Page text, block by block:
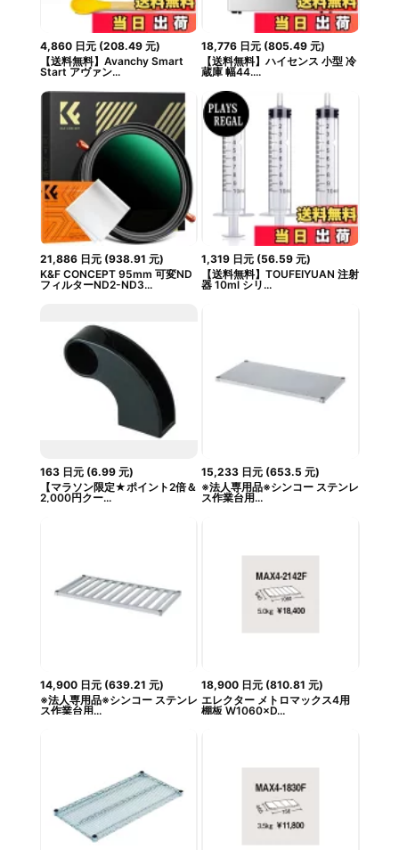
4,860 日元(208.49 元)
【送料無料】Avanchy Smart
Start アヴァン...
18,776 日元 (805.49 元)
【送料無料】ハイセンス 小型 冷
蔵庫 幅44....
21,886 日元(938.91 元)
K&F CONCEPT 95mm 可変ND
フィルターND2-ND3...
1,319 日元 (56.59 元)
【送料無料】TOUFEIYUAN 注射
器 10ml シリ...
163 日元(6.99 元)
【マラソン限定★ポイント2倍＆
2,000円クー...
15,233 日元 (653.5 元)
※法人専用品※シンコー ステンレ
ス作業台用...
14,900 日元(639.21 元)
※法人専用品※シンコー ステンレ
ス作業台用...
18,900 日元 (810.81 元)
エレクター メトロマックス4用
棚板 W1060×D...